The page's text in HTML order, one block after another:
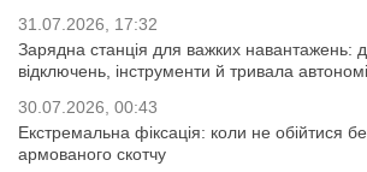
31.07.2026, 17:32
Зарядна станція для важких навантажень:
відключень, інструменти й тривала
30.07.2026, 00:43
Екстремальна фіксація: коли не обійтися
армованого скотчу